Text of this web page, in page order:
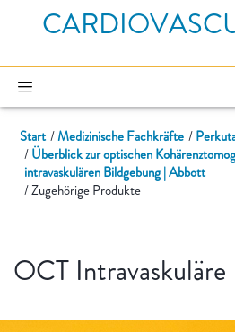
Start Medizinische Fachkräfte
Überblick zur optischen
intravaskulären Bildgebung | Abbott
Zugehörige Produkte
OCT